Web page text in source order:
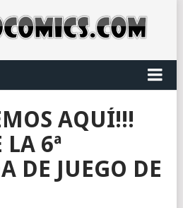
AQUÍ!!!
LA 6ª
DE JUEGO DE